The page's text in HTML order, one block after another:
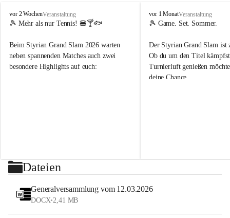
d
o
t
n
.
vor 2 WochenVeranstaltung
🎾 Mehr als nur Tennis! 🍔🍸🐟
Beim Styrian Grand Slam 2026 warten
neben spannenden Matches auch zwei
besondere Highlights auf euch:
⏰ Nennschluss: 27. Juli 2026, 23:59 Uhr
Jetzt anmelden und Tennis, Kulinarik und
Sommerstimmung erleben!
d
o
t
e
n
.
t
vor 1 MonatVeranstaltung
🎾 Game. Set. Sommer.
Der Styrian Grand Slam ist
Ob du um den Titel
Turnierluft genießen
deine Chance.
#StyrianGrandSlam
#allyouneedisballs
Dateien
Generalversammlung vom 12.03.2026
DOCX•2,41 MB